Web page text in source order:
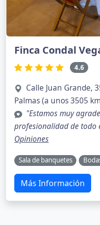
Finca Condal
4.6
Calle Juan Grande,
Palmas (a unos 3505
"Estamos muy
profesionalidad de todo
Opiniones
Sala de banquetes
Más Información